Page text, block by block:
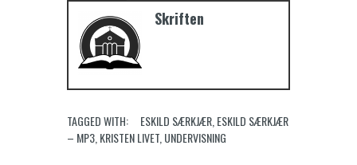
Skriften
TAGGED WITH: ESKILD SÆRKJÆR ESKILD SÆRKJÆR
– MP3 KRISTEN LIVET UNDERVISNING